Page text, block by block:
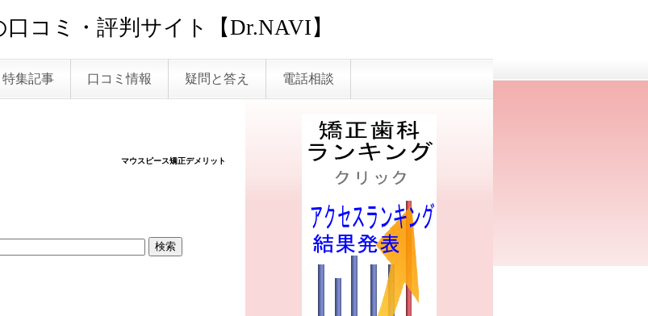
コミ・評判サイト【Dr.NAVI】
特集記事 口コミ情報 疑問と答え 電話相談
マウスピース矯正デメリット